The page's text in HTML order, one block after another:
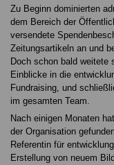
Zu Beginn dominierten
dem Bereich der
versendete
Zeitungsartikeln an und
Doch schon bald
Einblicke in die
Fundraising, und
im gesamten Team.
Nach einigen Monaten
der Organisation
Referentin für
Erstellung von neuem